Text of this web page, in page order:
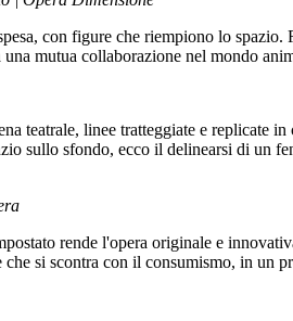
con figure che riempiono lo
una mutua collaborazione nel mondo
teatrale, linee tratteggiate e replicate
sullo sfondo, ecco il delinearsi di un
rende l'opera originale e
si scontra con il consumismo, in un